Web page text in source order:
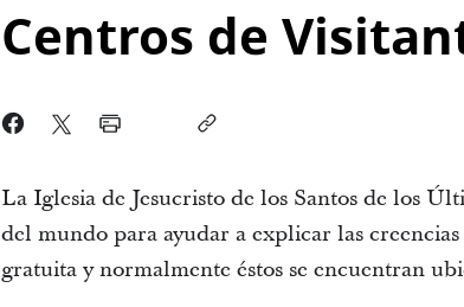
Centros de
La Iglesia de Jesucristo de los Santos de los
del mundo para ayudar a explicar las
gratuita y normalmente éstos se encuentran